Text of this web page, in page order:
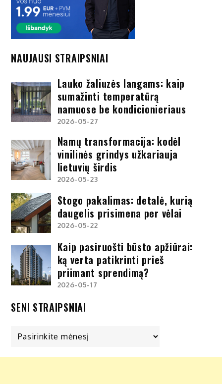
NAUJAUSI STRAIPSNIAI
Lauko žaliuzės langams: kaip
sumažinti temperatūrą
namuose be kondicionieriaus
2026-05-27
Namų transformacija: kodėl
vinilinės grindys užkariauja
lietuvių širdis
2026-05-23
Stogo pakalimas: detalė, kurią
daugelis prisimena per vėlai
2026-05-22
Kaip pasiruošti būsto apžiūrai:
ką verta patikrinti prieš
priimant sprendimą?
2026-05-17
SENI STRAIPSNIAI